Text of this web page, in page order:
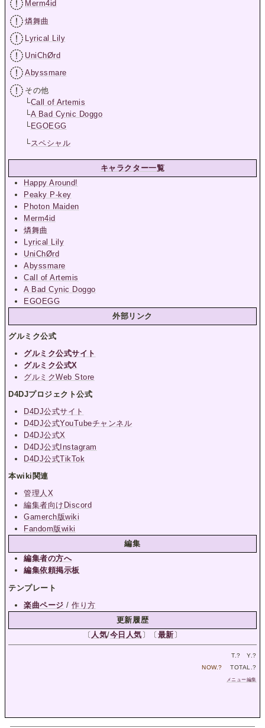
Merm4id
燐舞曲
Lyrical Lily
UniChØrd
Abyssmare
その他
└Call of Artemis
└A Bad Cynic Doggo
└EGOEGG
└スペシャル
キャラクター一覧
Happy Around!
Peaky P-key
Photon Maiden
Merm4id
燐舞曲
Lyrical Lily
UniChØrd
Abyssmare
Call of Artemis
A Bad Cynic Doggo
EGOEGG
外部リンク
グルミク公式
グルミク公式サイト
グルミク公式X
グルミクWeb Store
D4DJプロジェクト公式
D4DJ公式サイト
D4DJ公式YouTubeチャンネル
D4DJ公式X
D4DJ公式Instagram
D4DJ公式TikTok
本wiki関連
管理人X
編集者向けDiscord
Gamerch版wiki
Fandom版wiki
編集
編集者の方へ
編集依頼掲示板
テンプレート
楽曲ページ /作り方
更新履歴
〔 人気/今日人気〕〔最新〕
T.? Y.?
NOW.? TOTAL.?
メニュー編集